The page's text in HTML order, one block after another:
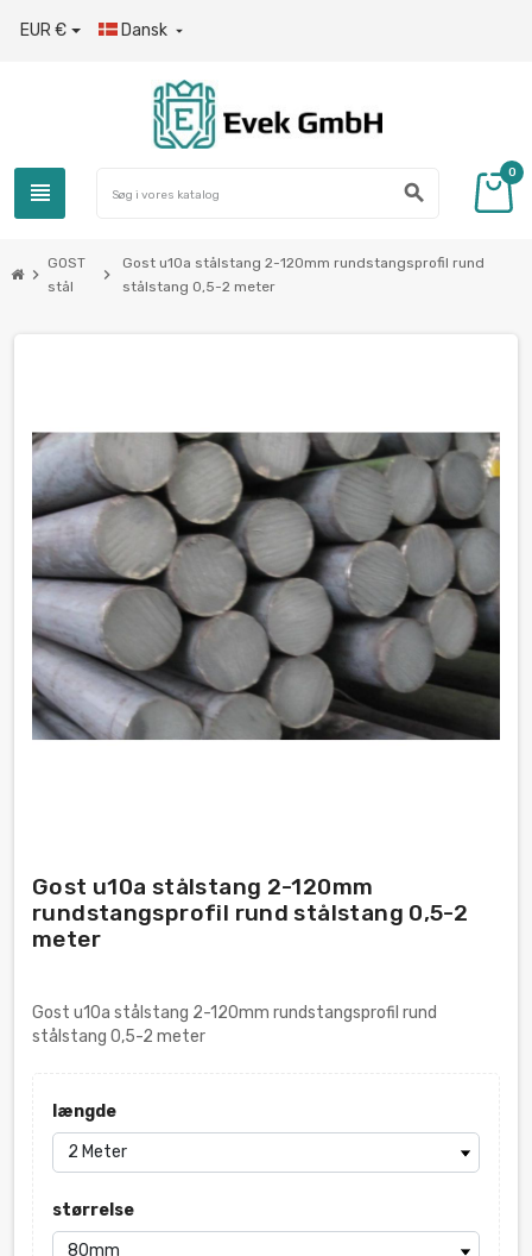
EUR € Dansk 
view_headline search
0
chevron_right
GOST
stål
chevron_right
Gost u10a stålstang 2-120mm rundstangsprofil rund
stålstang 0,5-2 meter
Gost u10a stålstang 2-120mm
rundstangsprofil rund stålstang 0,5-2
meter
Gost u10a stålstang 2-120mm rundstangsprofil rund
stålstang 0,5-2 meter
længde
størrelse